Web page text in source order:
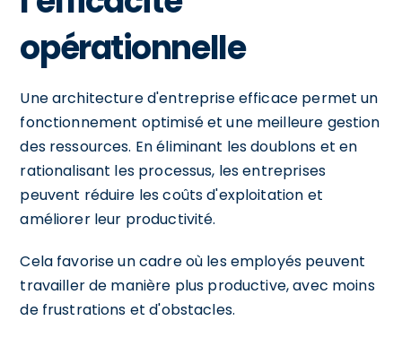
opérationnelle
Une architecture d'entreprise efficace permet un
fonctionnement optimisé et une meilleure gestion
des ressources. En éliminant les doublons et en
rationalisant les processus, les entreprises
peuvent réduire les coûts d'exploitation et
améliorer leur productivité.
Cela favorise un cadre où les employés peuvent
travailler de manière plus productive, avec moins
de frustrations et d'obstacles.